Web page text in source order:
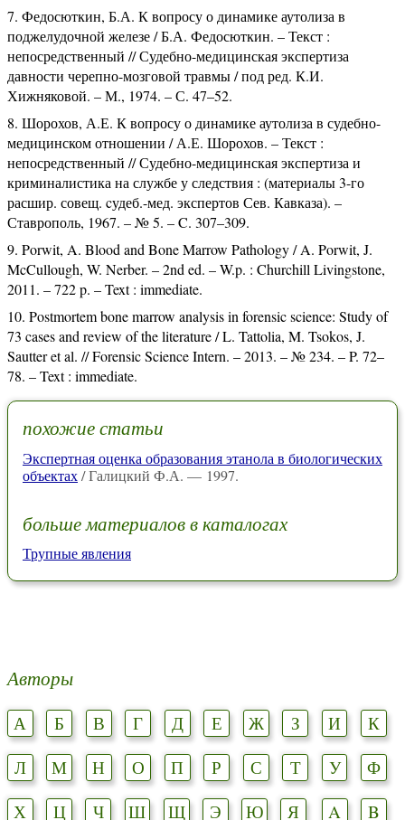
Федосюткин, Б.А. К вопросу о динамике аутолиза в
поджелудочной железе / Б.А. Федосюткин. – Текст :
непосредственный // Судебно-медицинская экспертиза
давности черепно-мозговой травмы / под ред. К.И.
Хижняковой. – М., 1974. – С. 47–52.
Шорохов, А.Е. К вопросу о динамике аутолиза в судебно-
медицинском отношении / А.Е. Шорохов. – Текст :
непосредственный // Судебно-медицинская экспертиза и
криминалистика на службе у следствия : (материалы 3-го
расшир. совещ. cудеб.-мед. экспертов Сев. Кавказа). –
Ставрополь, 1967. – № 5. – C. 307–309.
Porwit, A. Blood and Bone Marrow Pathology / A. Porwit, J.
McCullough, W. Nerber. – 2nd ed. – W.p. : Churchill Livingstone,
2011. – 722 p. – Text : immediate.
Postmortem bone marrow analysis in forensic science: Study of
73 cases and review of the literature / L. Tattolia, M. Tsokos, J.
Sautter et al. // Forensic Science Intern. – 2013. – № 234. – P. 72–
78. – Text : immediate.
похожие статьи
Экспертная оценка образования этанола в биологических
объектах/ Галицкий Ф.А. — 1997.
больше материалов в каталогах
Трупные явления
Авторы
А Б В Г Д Е Ж З И
К
Л
М Н О П Р С Т У
Ф
Х
Ц Ч Ш Щ Э Ю Я A
B